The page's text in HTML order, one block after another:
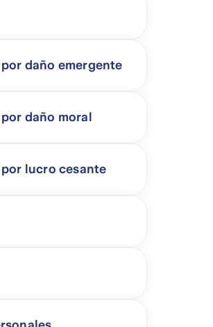
daño emergente
daño moral
lucro cesante